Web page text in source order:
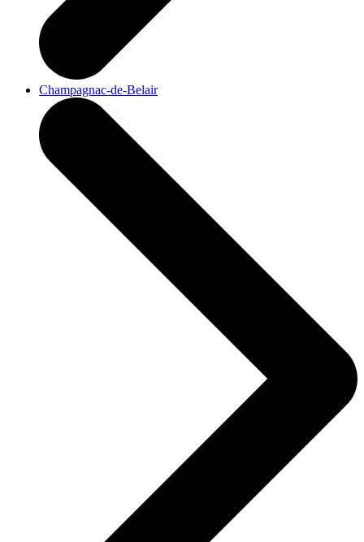
Champagnac-de-Belair